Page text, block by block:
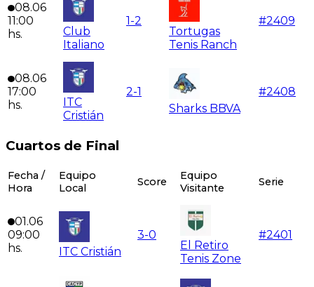
08.06
11:00
hs.
Club
Italiano
1 -2
Tortugas
Tenis Ranch
#2409
08.06
17:00
hs.
ITC
Cristián
2-1
Sharks BBVA
#2408
Cuartos de Final
Fecha /
Hora
Equipo
Local
Score
Equipo
Visitante
Serie
01.06
09:00
hs.
ITC Cristián
3-0
El Retiro
Tenis Zone
#2401